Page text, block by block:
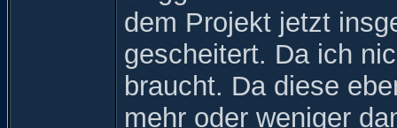
dem Projekt jetzt
gescheitert. Da ich
braucht. Da diese
mehr oder weniger